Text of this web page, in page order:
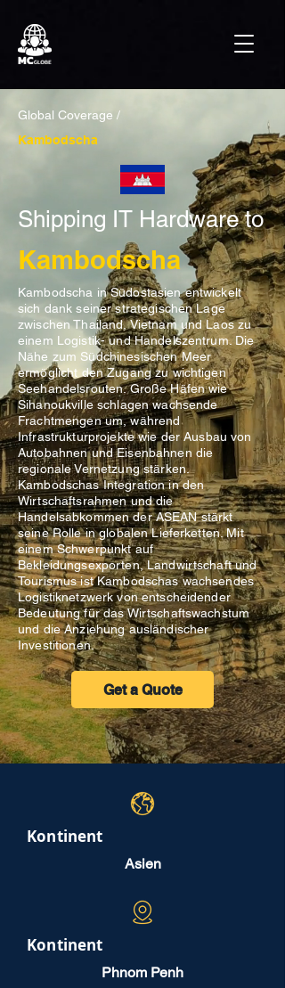
Global Coverage /
Kambodscha
Shipping IT Hardware to
Kambodscha
Kambodscha in Südostasien entwickelt
sich dank seiner strategischen Lage
zwischen Thailand, Vietnam und Laos zu
einem Logistik- und Handelszentrum. Die
Nähe zum Südchinesischen Meer
ermöglicht den Zugang zu wichtigen
Seehandelsrouten. Große Häfen wie
Sihanoukville schlagen wachsende
Frachtmengen um, während
Infrastrukturprojekte wie der Ausbau von
Autobahnen und Eisenbahnen die
regionale Vernetzung stärken.
Kambodschas Integration in den
Wirtschaftsrahmen und die
Handelsabkommen der ASEAN stärkt
seine Rolle in globalen Lieferketten. Mit
einem Schwerpunkt auf
Bekleidungsexporten, Landwirtschaft und
Tourismus ist Kambodschas wachsendes
Logistiknetzwerk von entscheidender
Bedeutung für das Wirtschaftswachstum
und die Anziehung ausländischer
Investitionen.
Get a Quote
Kontinent
Asien
Kontinent
Phnom Penh